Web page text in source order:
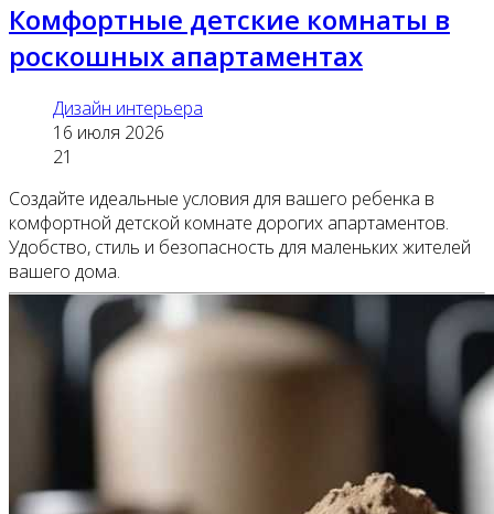
Комфортные детские комнаты в
роскошных апартаментах
Дизайн интерьера
16 июля 2026
21
Создайте идеальные условия для вашего ребенка в
комфортной детской комнате дорогих апартаментов.
Удобство, стиль и безопасность для маленьких жителей
вашего дома.